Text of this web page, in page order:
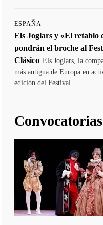
ESPAÑA
Els Joglars y «El retablo
pondrán el broche al
Clásico Els Joglars, la
más antigua de Europa en
edición del Festival...
Convocatorias